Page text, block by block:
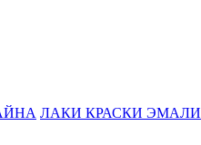
ЛАКИ КРАСКИ ЭМАЛИ